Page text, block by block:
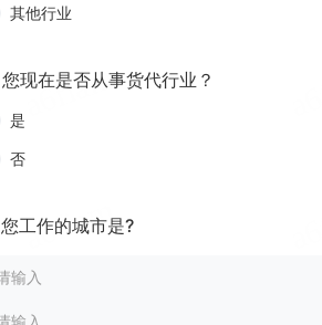
其他行业
您现在是否从事货代行业？
是
否
您工作的城市是?